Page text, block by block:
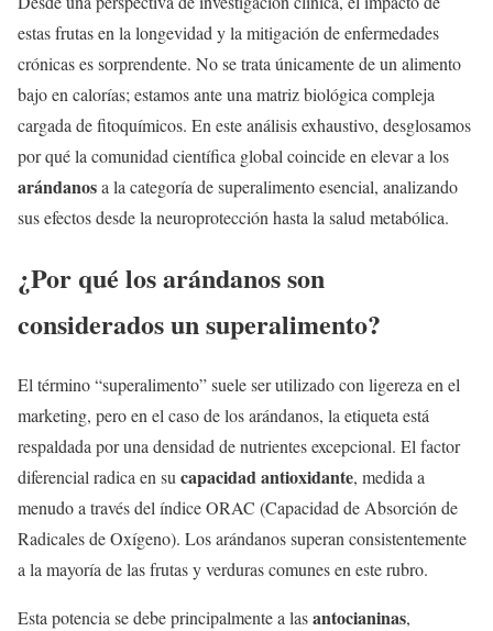
estas frutas en la longevidad y la mitigación de enfermedades
crónicas es sorprendente. No se trata únicamente de un alimento
bajo en calorías; estamos ante una matriz biológica compleja
cargada de fitoquímicos. En este análisis exhaustivo, desglosamos
por qué la comunidad científica global coincide en elevar a los
arándanosa la categoría de superalimento esencial, analizando
sus efectos desde la neuroprotección hasta la salud metabólica.
¿Por qué los arándanos son
considerados un superalimento?
El término “superalimento” suele ser utilizado con ligereza en el
marketing, pero en el caso de los arándanos, la etiqueta está
respaldada por una densidad de nutrientes excepcional. El factor
diferencial radica en su capacidad antioxidante, medida a
menudo a través del índice ORAC (Capacidad de Absorción de
Radicales de Oxígeno). Los arándanos superan consistentemente
a la mayoría de las frutas y verduras comunes en este rubro.
Esta potencia se debe principalmente a lasantocianinas,